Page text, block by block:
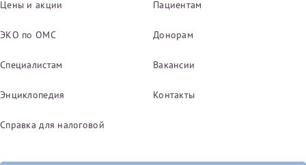
Цены и акции Пациентам
ЭКО по ОМС Донорам
Специалистам Вакансии
Энциклопедия Контакты
Справка для налоговой